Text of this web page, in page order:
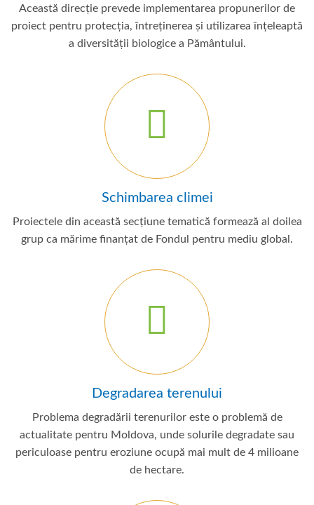
Această direcție prevede implementarea propunerilor de
proiect pentru protecția, întreținerea și utilizarea înțeleaptă
a diversității biologice a Pământului.
Schimbarea climei
Proiectele din această secțiune tematică formează al doilea
grup ca mărime finanțat de Fondul pentru mediu global.
Degradarea terenului
Problema degradării terenurilor este o problemă de
actualitate pentru Moldova, unde solurile degradate sau
periculoase pentru eroziune ocupă mai mult de 4 milioane
de hectare.